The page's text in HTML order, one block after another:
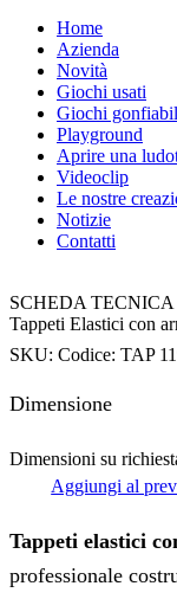
Home
Azienda
Novità
Giochi usati
Giochi
Playground
Aprire una
Videoclip
Le nostre
Notizie
Contatti
SCHEDA TECNICA
Tappeti Elastici con
SKU: Codice: TAP
Dimensione
Dimensioni su
Aggiungi al
Tappeti elastici
professionale